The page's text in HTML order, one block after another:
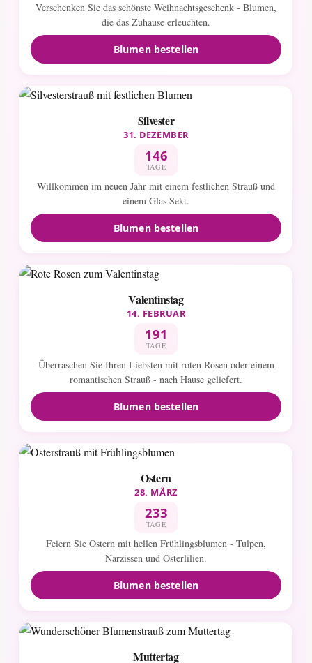
Verschenken Sie das schönste Weihnachtsgeschenk - Blumen,
die das Zuhause erleuchten.
Blumen bestellen
Silvester
31. DEZEMBER
146
TAGE
Willkommen im neuen Jahr mit einem festlichen Strauß und
einem Glas Sekt.
Blumen bestellen
Valentinstag
14. FEBRUAR
191
TAGE
Überraschen Sie Ihren Liebsten mit roten Rosen oder einem
romantischen Strauß - nach Hause geliefert.
Blumen bestellen
Ostern
28. MÄRZ
233
TAGE
Feiern Sie Ostern mit hellen Frühlingsblumen - Tulpen,
Narzissen und Osterlilien.
Blumen bestellen
Muttertag